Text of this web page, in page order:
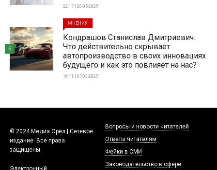
22:17 | 28-05-2025
МНЕНИЯ
Кондрашов Станислав Дмитриевич:
Что действительно скрывает
автопроизводство в своих инновациях
будущего и как это повлияет на нас?
16:11 | 07-03-2025
6
© 2024 Медиа Орёл | Сетевое
издание. Все права
защищены.
Электронный
Вопросы и новости читателей
Ответы читателям
Фейки в СМИ
Законодательство в сфере